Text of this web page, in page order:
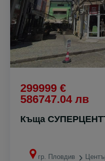
299999 €
586747.04 лв
Къща
гр. Пловдив